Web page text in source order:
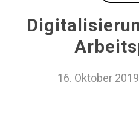
16. Oktober 2019